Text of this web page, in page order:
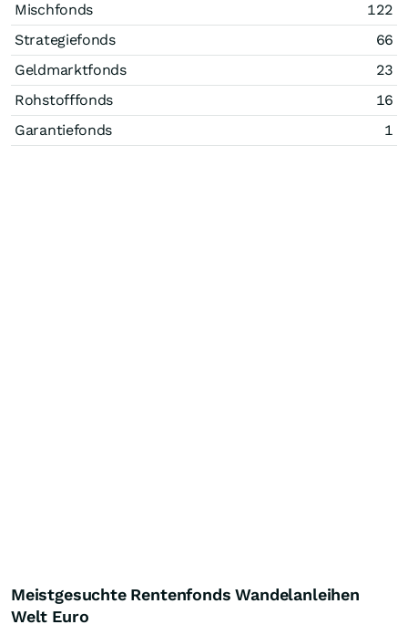
Mischfonds
122
Strategiefonds
66
Geldmarktfonds
23
Rohstofffonds
16
Garantiefonds
1
Meistgesuchte Rentenfonds Wandelanleihen
Welt Euro